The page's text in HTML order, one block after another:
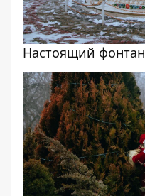
Настоящий фонтан